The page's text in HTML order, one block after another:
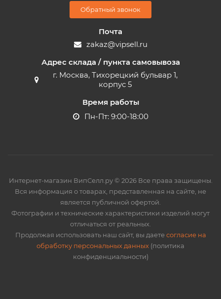
Обратный звонок
Почта
zakaz@vipsell.ru
Адрес склада / пункта самовывоза
г. Москва, Тихорецкий бульвар 1,
корпус 5
Время работы
Пн-Пт: 9:00-18:00
Интернет-магазин ВипСелл.ру © 2026 Все права защищены.
Вся информация о товарах, представленная на сайте, не
является публичной офертой.
Фотографии и технические характеристики изделий могут
отличаться от реальных.
Продолжая использовать наш сайт, вы даетесогласие на
обработку персональных данных (политика
конфиденциальности)